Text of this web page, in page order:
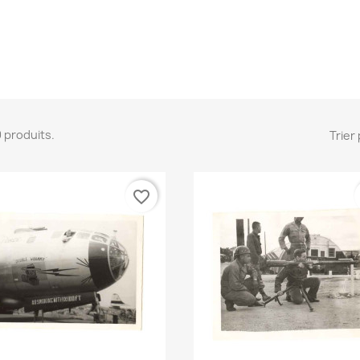
produits. Trier
favorite_border